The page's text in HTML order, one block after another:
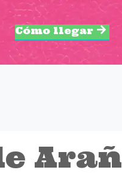
Cómo llegar
Arañ